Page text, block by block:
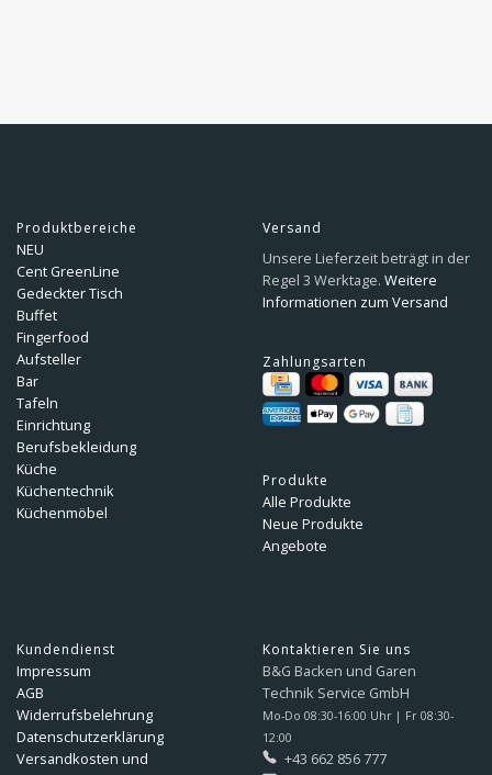
Produktbereiche
NEU
Cent GreenLine
Gedeckter Tisch
Buffet
Fingerfood
Aufsteller
Bar
Tafeln
Einrichtung
Berufsbekleidung
Küche
Küchentechnik
Küchenmöbel
Versand
Unsere Lieferzeit beträgt in der
Regel 3 Werktage. Weitere
Informationen zum Versand
Zahlungsarten
Produkte
Alle Produkte
Neue Produkte
Angebote
Kundendienst
Impressum
AGB
Widerrufsbelehrung
Datenschutzerklärung
Versandkosten und
Kontaktieren Sie uns
B&G Backen und Garen
Technik Service GmbH
Mo-Do 08:30-16:00 Uhr | Fr 08:30-
12:00
+43 662 856 777